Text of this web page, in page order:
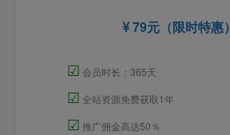
79元（限时特惠）
☑ 会员时长：365天
☑ 全站资源免费获取1年
☑ 推广佣金高达50％